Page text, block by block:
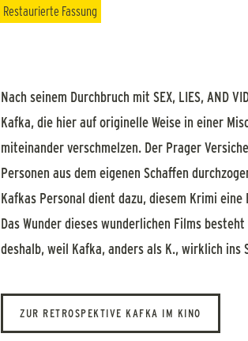
Restaurierte Fassung
Nach seinem Durchbruch mit SEX, LIES, AND
Kafka, die hier auf originelle Weise in einer
miteinander verschmelzen. Der Prager
Personen aus dem eigenen Schaffen
Kafkas Personal dient dazu, diesem Krimi
Das Wunder dieses wunderlichen Films
deshalb, weil Kafka, anders als K., wirklich
ZUR RETROSPEKTIVE KAFKA IM KINO